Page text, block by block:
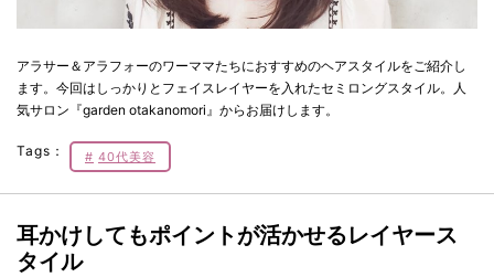
アラサー＆アラフォーのワーママたちにおすすめのヘアスタイルをご紹介し
ます。今回はしっかりとフェイスレイヤーを入れたセミロングスタイル。人
気サロン『garden otakanomori』からお届けします。
Tags： 40代美容
耳かけしてもポイントが活かせるレイヤース
タイル